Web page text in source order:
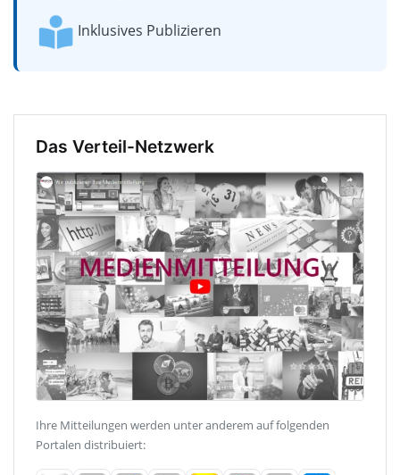
Inklusives Publizieren
Das Verteil-Netzwerk
Ihre Mitteilungen werden unter anderem auf folgenden
Portalen distribuiert: